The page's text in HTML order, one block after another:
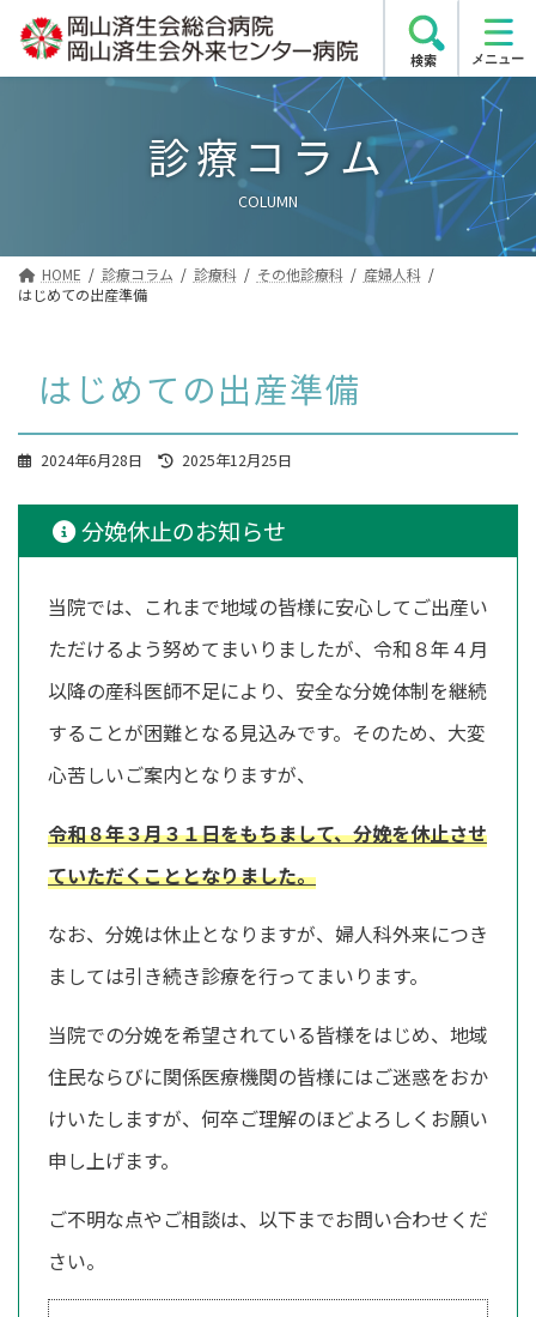
テ
ゲ
診療コラム
COLUMN
HOME 診療コラム 診療科 その他診療科
産婦人科
はじめての出産準備
はじめての出産準備
2024年6月28日
最
更
新
日
2025年12月25日
分娩休止のお知らせ
当院では、これまで地域の皆様に安心してご出産い
ただけるよう努めてまいりましたが、令和８年４月
以降の産科医師不足により、安全な分娩体制を継続
することが困難となる見込みです。そのため、大変
心苦しいご案内となりますが、
令和８年３月３１日をもちまして、分娩を休止させ
ていただくこととなりました。
なお、分娩は休止となりますが、婦人科外来につき
ましては引き続き診療を行ってまいります。
当院での分娩を希望されている皆様をはじめ、地域
住民ならびに関係医療機関の皆様にはご迷惑をおか
けいたしますが、何卒ご理解のほどよろしくお願い
申し上げます。
ご不明な点やご相談は、以下までお問い合わせくだ
さい。
検索